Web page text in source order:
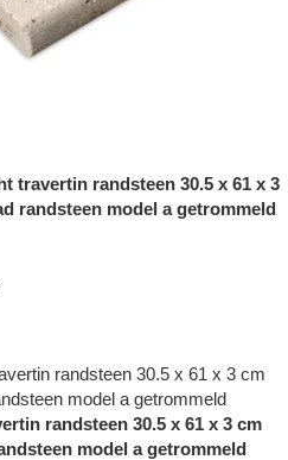
travertin randsteen 30.5 x 61 x 3
randsteen model a getrommeld
randsteen 30.5 x 61 x 3 cm
model a getrommeld